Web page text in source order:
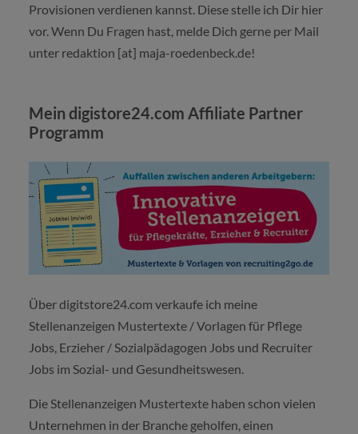
Provisionen verdienen kannst. Diese stelle ich Dir hier
vor. Wenn Du Fragen hast, melde Dich gerne per Mail
unter redaktion [at] maja-roedenbeck.de!
Mein digistore24.com Affiliate Partner
Programm
Über digitstore24.com verkaufe ich meine
Stellenanzeigen Mustertexte / Vorlagen für Pflege
Jobs, Erzieher / Sozialpädagogen Jobs und Recruiter
Jobs im Sozial- und Gesundheitswesen.
Die Stellenanzeigen Mustertexte haben schon vielen
Unternehmen in der Branche geholfen, einen